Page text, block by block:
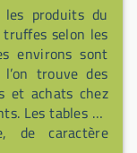
les produits du
selon les
environs sont
trouve des
et achats chez
Les tables du
de caractère